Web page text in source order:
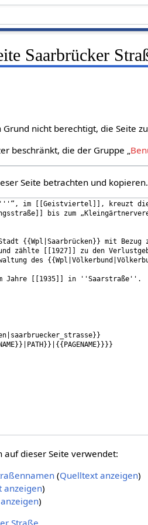
Saarbrücker
nicht berechtigt, die Seite
beschränkt, die der Gruppe „
Seite betrachten und kopieren.
auf dieser Seite verwendet:
(Quelltext anzeigen)
anzeigen)
)